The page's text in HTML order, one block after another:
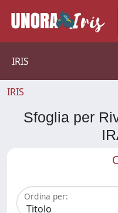
IRIS
IRIS
Sfoglia per
Ordina per: